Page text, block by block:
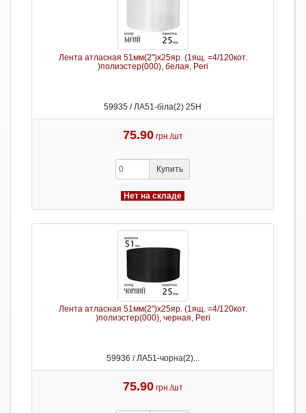
Лента атласная 51мм(2")х25яр. (1ящ. =4/120кот.
)полиэстер(000), белая, Peri
59935 / ЛА51-біла(2) 25Н
75.90 грн./шт
Купить
Нет на складе
Лента атласная 51мм(2")х25яр. (1ящ. =4/120кот.
)полиэстер(000), черная, Peri
59936 / ЛА51-чорна(2)...
75.90 грн./шт